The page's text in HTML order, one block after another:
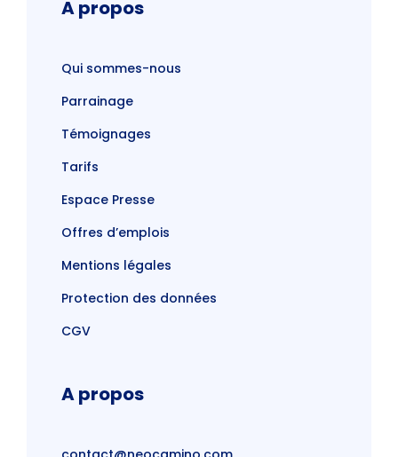
A propos
Qui sommes-nous
Parrainage
Témoignages
Tarifs
Espace Presse
Offres d’emplois
Mentions légales
Protection des données
CGV
A propos